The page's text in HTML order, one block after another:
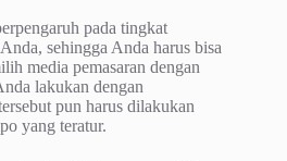
pada tingkat
sehingga Anda harus bisa
media pemasaran dengan
lakukan dengan
pun harus dilakukan
yang teratur.